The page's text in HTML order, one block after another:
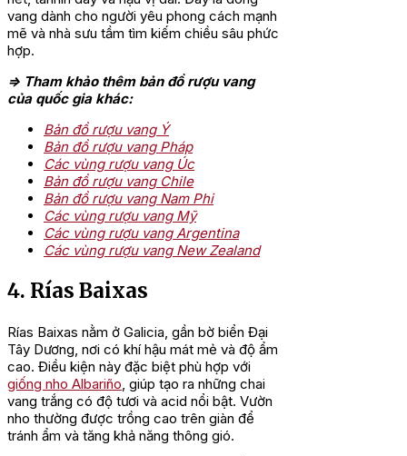
vang dành cho người yêu phong cách mạnh
mẽ và nhà sưu tầm tìm kiếm chiều sâu phức
hợp.
=> Tham khảo thêm bản đồ rượu vang
của quốc gia khác:
Bản đồ rượu vang Ý
Bản đồ rượu vang Pháp
Các vùng rượu vang Úc
Bản đồ rượu vang Chile
Bản đồ rượu vang Nam Phi
Các vùng rượu vang Mỹ
Các vùng rượu vang Argentina
Các vùng rượu vang New Zealand
4. Rías Baixas
Rías Baixas nằm ở Galicia, gần bờ biển Đại
Tây Dương, nơi có khí hậu mát mẻ và độ ẩm
cao. Điều kiện này đặc biệt phù hợp với
giống nho Albariño , giúp tạo ra những chai
vang trắng có độ tươi và acid nổi bật. Vườn
nho thường được trồng cao trên giàn để
tránh ẩm và tăng khả năng thông gió.